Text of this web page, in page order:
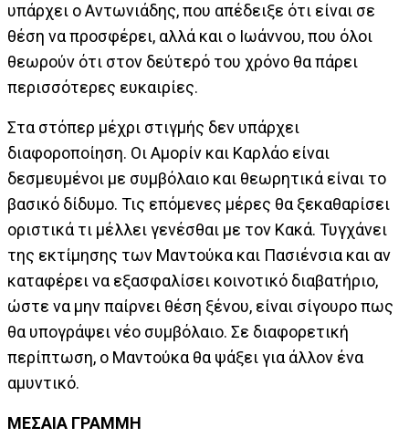
υπάρχει ο Αντωνιάδης, που απέδειξε ότι είναι σε
θέση να προσφέρει, αλλά και ο Ιωάννου, που όλοι
θεωρούν ότι στον δεύτερό του χρόνο θα πάρει
περισσότερες ευκαιρίες.
Στα στόπερ μέχρι στιγμής δεν υπάρχει
διαφοροποίηση. Οι Αμορίν και Καρλάο είναι
δεσμευμένοι με συμβόλαιο και θεωρητικά είναι το
βασικό δίδυμο. Τις επόμενες μέρες θα ξεκαθαρίσει
οριστικά τι μέλλει γενέσθαι με τον Κακά. Τυγχάνει
της εκτίμησης των Μαντούκα και Πασιένσια και αν
καταφέρει να εξασφαλίσει κοινοτικό διαβατήριο,
ώστε να μην παίρνει θέση ξένου, είναι σίγουρο πως
θα υπογράψει νέο συμβόλαιο. Σε διαφορετική
περίπτωση, ο Μαντούκα θα ψάξει για άλλον ένα
αμυντικό.
ΜΕΣΑΙΑ ΓΡΑΜΜΗ